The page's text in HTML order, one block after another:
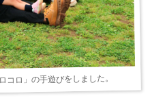
コロ」の手遊びをしました。